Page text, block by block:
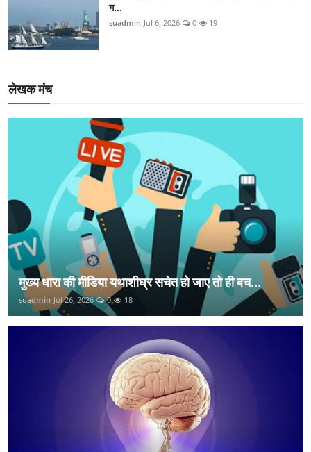
ग...
suadmin Jul 6, 2026 0 19
लेखक मंच
मुख्य धारा की मीडिया यथाशीघ्र सचेत हो जाए तो ही बच...
suadmin Jul 26, 2026 0 18